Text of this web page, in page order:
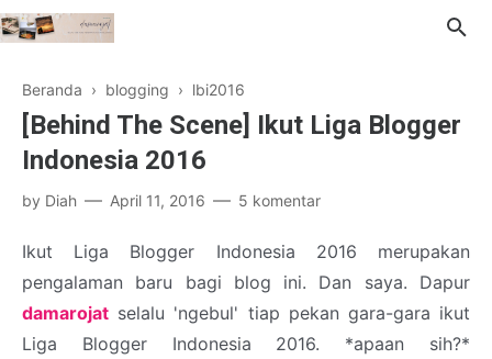
Beranda › blogging › lbi2016
[Behind The Scene] Ikut Liga Blogger
Indonesia 2016
by Diah April 11, 2016 5 komentar
Ikut Liga Blogger Indonesia 2016 merupakan
pengalaman baru bagi blog ini. Dan saya. Dapur
damarojat selalu 'ngebul' tiap pekan gara-gara ikut
Liga Blogger Indonesia 2016. *apaan sih?*